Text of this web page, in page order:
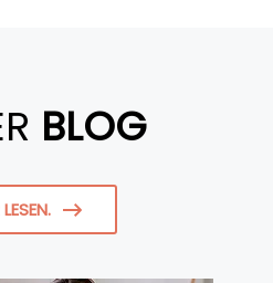
BLOG